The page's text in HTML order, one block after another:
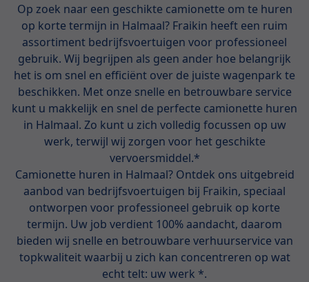
Op zoek naar een geschikte camionette om te huren
op korte termijn in Halmaal? Fraikin heeft een ruim
assortiment bedrijfsvoertuigen voor professioneel
gebruik. Wij begrijpen als geen ander hoe belangrijk
het is om snel en efficiënt over de juiste wagenpark te
beschikken. Met onze snelle en betrouwbare service
kunt u makkelijk en snel de perfecte camionette huren
in Halmaal. Zo kunt u zich volledig focussen op uw
werk, terwijl wij zorgen voor het geschikte
vervoersmiddel.*
Camionette huren in Halmaal? Ontdek ons uitgebreid
aanbod van bedrijfsvoertuigen bij Fraikin, speciaal
ontworpen voor professioneel gebruik op korte
termijn. Uw job verdient 100% aandacht, daarom
bieden wij snelle en betrouwbare verhuurservice van
topkwaliteit waarbij u zich kan concentreren op wat
echt telt: uw werk *.